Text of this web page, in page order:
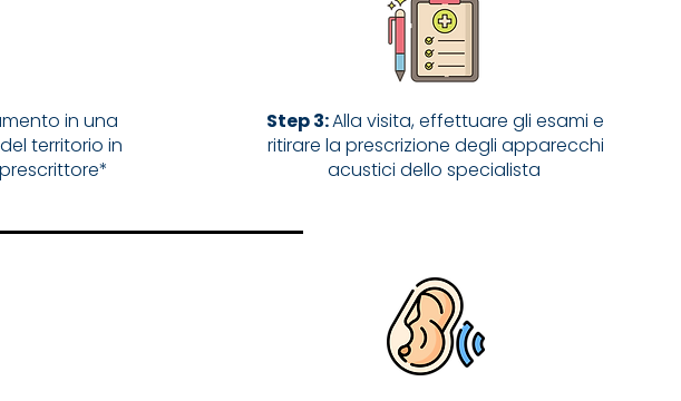
in una
territorio in
Step 3:Alla visita, effettuare gli esami e
ritirare la prescrizione degli apparecchi
acustici dello specialista